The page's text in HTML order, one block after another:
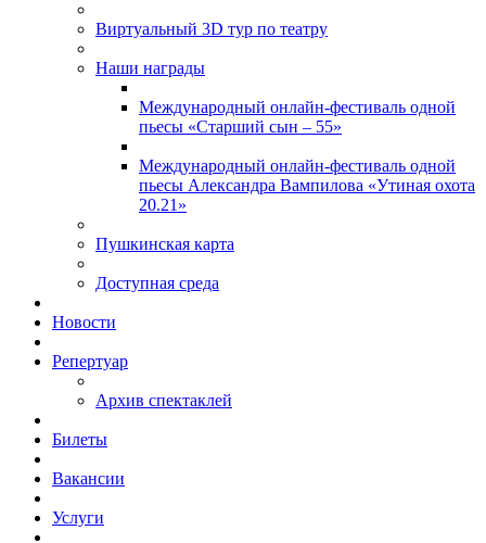
Виртуальный 3D тур по театру
Наши награды
Международный онлайн-фестиваль одной
пьесы «Старший сын – 55»
Международный онлайн-фестиваль одной
пьесы Александра Вампилова «Утиная охота
20.21»
Пушкинская карта
Доступная среда
Новости
Репертуар
Архив спектаклей
Билеты
Вакансии
Услуги